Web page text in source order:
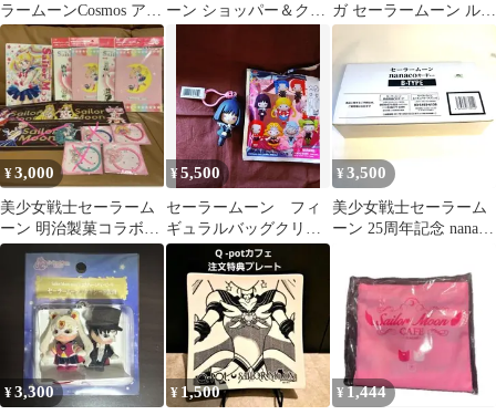
ラームーンCosmos アク
リルキーホルダー 限
定 非売品
ーン ショッパー＆クリ ガ セーラームーン ルナ
ハンドバッグ 3way 黒
¥3,000
美少女戦士セーラーム
ーン 明治製菓コラボグ
ッズセット
¥5,500
セーラームーン フィ
ギュラルバッグクリッ
プ 土萠ほたる キー
ホルダー
¥3,500
美少女戦士セーラーム
ーン 25周年記念 nanaco
¥3,300 ¥ 1,500 ¥ 1,444